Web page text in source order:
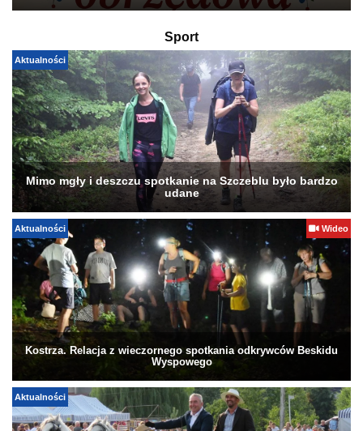
Sport
Aktualności
Mimo mgły i deszczu spotkanie na Szczeblu było bardzo
udane
Aktualności Wideo
Kostrza. Relacja z wieczornego spotkania odkrywców Beskidu
Wyspowego
Aktualności